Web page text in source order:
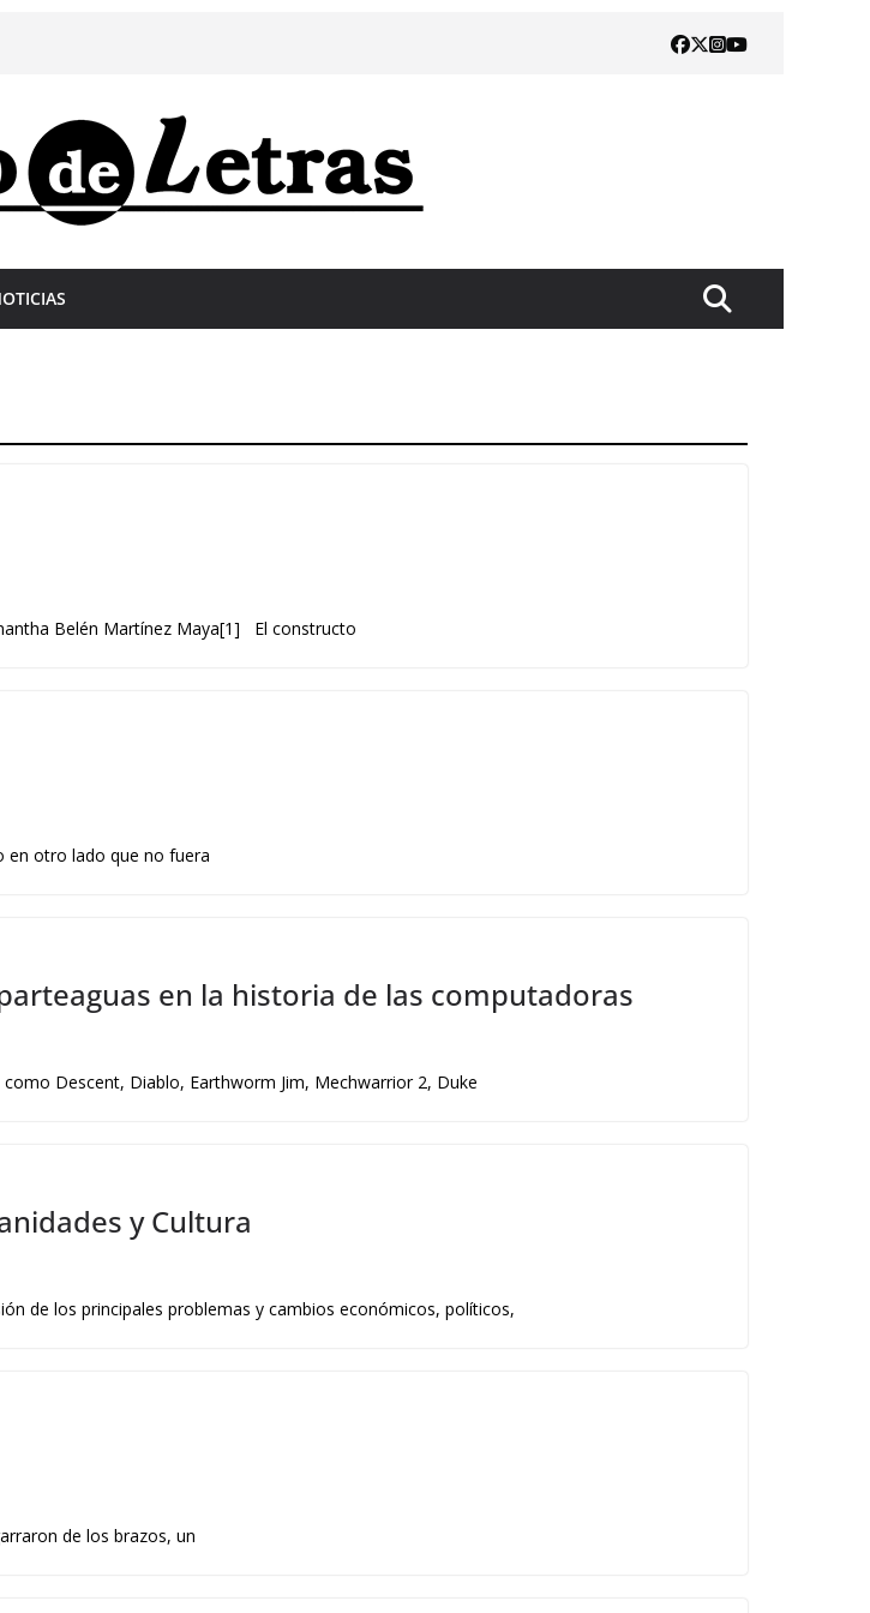
Belén Martínez Maya[1] El constructo
en otro lado que no fuera
en la historia de las computadoras
Descent, Diablo, Earthworm Jim, Mechwarrior 2, Duke
y Cultura
de los principales problemas y cambios económicos, políticos,
de los brazos, un